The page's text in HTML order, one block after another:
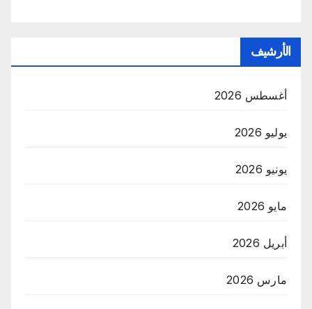
الأرشيف
أغسطس 2026
يوليو 2026
يونيو 2026
مايو 2026
أبريل 2026
مارس 2026